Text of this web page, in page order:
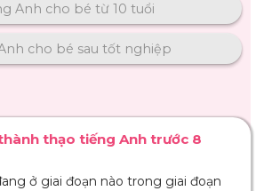
Anh cho bé từ 10 tuổi
cho bé sau tốt nghiệp
thạo tiếng Anh trước 8
ở giai đoạn nào trong giai đoạn